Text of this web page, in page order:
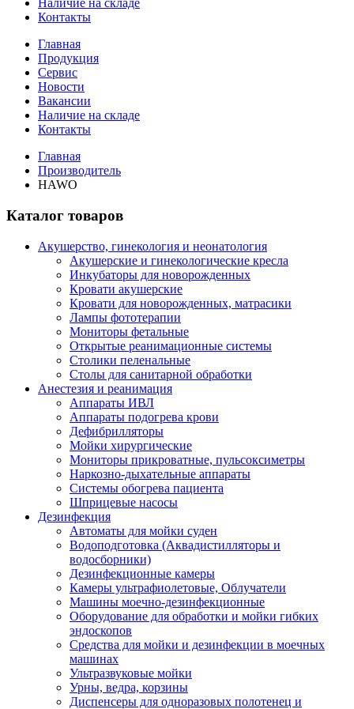
Наличие на складе
Контакты
Главная
Продукция
Сервис
Новости
Вакансии
Наличие на складе
Контакты
Главная
Производитель
HAWO
Каталог товаров
Акушерство, гинекология и неонатология
Акушерские и гинекологические креслa
Инкубаторы для новорожденных
Кровати акушерские
Кровати для новорожденных, матрасики
Лампы фототерапии
Мониторы фетальные
Открытые реанимационные системы
Столики пеленальные
Столы для санитарной обработки
Анестезия и реанимация
Аппараты ИВЛ
Аппараты подогрева крови
Дефибрилляторы
Мойки хирургические
Мониторы прикроватные, пульсоксиметры
Наркозно-дыхательные аппараты
Системы обогрева пациента
Шприцевые насосы
Дезинфекция
Автоматы для мойки суден
Водоподготовка (Аквадистилляторы и
водосборники)
Дезинфекционные камеры
Камеры ультрафиолетовые, Облучатели
Машины моечно-дезинфекционные
Оборудование для обработки и мойки гибких
эндоскопов
Средства для мойки и дезинфекции в моечных
машинах
Ультразвуковые мойки
Урны, ведра, корзины
Диспенсеры для одноразовых полотенец и